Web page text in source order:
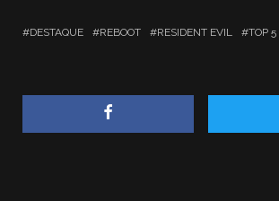
DESTAQUE REBOOT RESIDENT EVIL TOP